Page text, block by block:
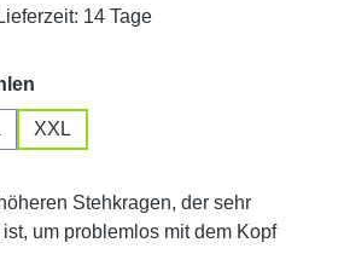
14 Tage
XXL
Stehkragen, der sehr
um problemlos mit dem Kopf